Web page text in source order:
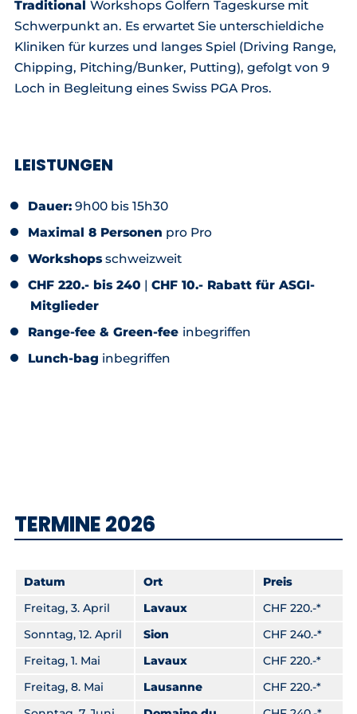
Traditional Workshops Golfern Tageskurse mit
Schwerpunkt an. Es erwartet Sie unterschieldiche
Kliniken für kurzes und langes Spiel (Driving Range,
Chipping, Pitching/Bunker, Putting), gefolgt von 9
Loch in Begleitung eines Swiss PGA Pros.
LEISTUNGEN
Dauer: 9h00 bis 15h30
Maximal 8 Personen pro Pro
Workshopsschweizweit
CHF 220.- bis 240 |CHF 10.- Rabatt für ASGI-
Mitglieder
Range-fee & Green-fee inbegriffen
Lunch-bag inbegriffen
TERMINE 2026
Datum Ort
Preis
Freitag, 3. April
Lavaux
CHF 220.-*
Sonntag, 12. April
Sion
CHF 240.-*
Freitag, 1. Mai
Lavaux
CHF 220.-*
Freitag, 8. Mai
Lausanne
CHF 220.-*